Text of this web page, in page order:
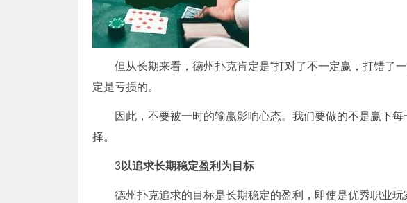
但从长期来看，德州扑克肯定是“打对了不一定赢，打错了
定是亏损的。
因此，不要被一时的输赢影响心态。我们要做的不是赢下
择。
3以追求长期稳定盈利为目标
德州扑克追求的目标是长期稳定的盈利，即使是优秀职业